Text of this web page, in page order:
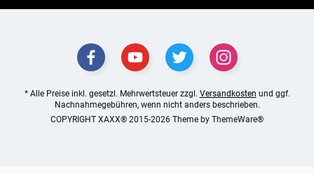
* Alle Preise inkl. gesetzl. Mehrwertsteuer zzgl. Versandkosten und ggf.
Nachnahmegebühren, wenn nicht anders beschrieben.
COPYRIGHT XAXX® 2015-2026 Theme by ThemeWare®